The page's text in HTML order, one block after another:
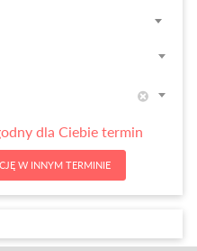
dla Ciebie termin
W INNYM TERMINIE